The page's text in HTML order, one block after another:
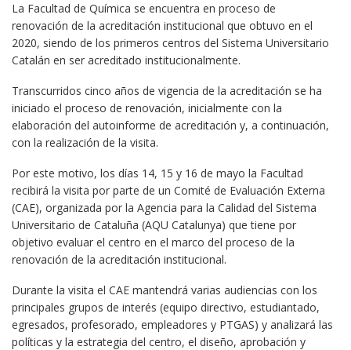
La Facultad de Química se encuentra en proceso de
renovación de la acreditación institucional que obtuvo en el
2020, siendo de los primeros centros del Sistema Universitario
Catalán en ser acreditado institucionalmente.
Transcurridos cinco años de vigencia de la acreditación se ha
iniciado el proceso de renovación, inicialmente con la
elaboración del autoinforme de acreditación y, a continuación,
con la realización de la visita.
Por este motivo, los días 14, 15 y 16 de mayo la Facultad
recibirá la visita por parte de un Comité de Evaluación Externa
(CAE), organizada por la Agencia para la Calidad del Sistema
Universitario de Cataluña (AQU Catalunya) que tiene por
objetivo evaluar el centro en el marco del proceso de la
renovación de la acreditación institucional.
Durante la visita el CAE mantendrá varias audiencias con los
principales grupos de interés (equipo directivo, estudiantado,
egresados, profesorado, empleadores y PTGAS) y analizará las
políticas y la estrategia del centro, el diseño, aprobación y